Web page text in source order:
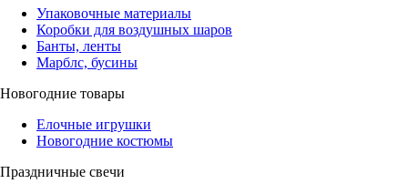
Упаковочные материалы
Коробки для воздушных шаров
Банты, ленты
Марблс, бусины
Новогодние товары
Елочные игрушки
Новогодние костюмы
Праздничные свечи